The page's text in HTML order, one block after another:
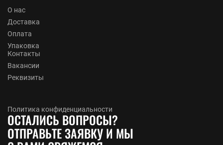
О нас
Доставка
Оплата
Упаковка
Контакты
Вакансии
Реквизиты
Политика конфиденциальности
ОСТАЛИСЬ ВОПРОСЫ?
ОТПРАВЬТЕ ЗАЯВКУ И МЫ